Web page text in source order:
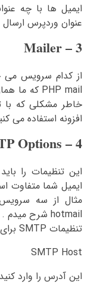
ایمیل ها با چه
عنوان وردپرس
3 – Mailer
افزونه استفاده می
4 – SMTP Options
این تنظیمات را
ایمیل شما متفاوت
hotmail شرح میدم .
تنظیمات SMTP برای گوگل (Google)
SMTP Host
این آدرس را وارد کنید smtp.gmail.com